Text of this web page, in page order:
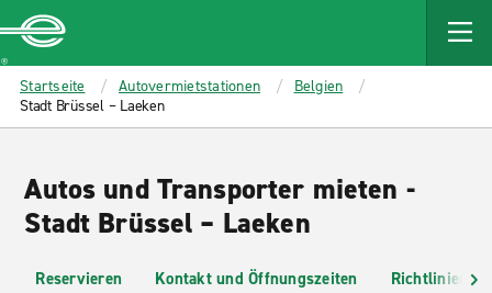
MAIN
CONTENT
Enterprise
Startseite Autovermietstationen
Belgien
Stadt Brüssel – Laeken
Autos und Transporter mieten -
Stadt Brüssel – Laeken
Reservieren Kontakt und Öffnungszeiten Richtlinien